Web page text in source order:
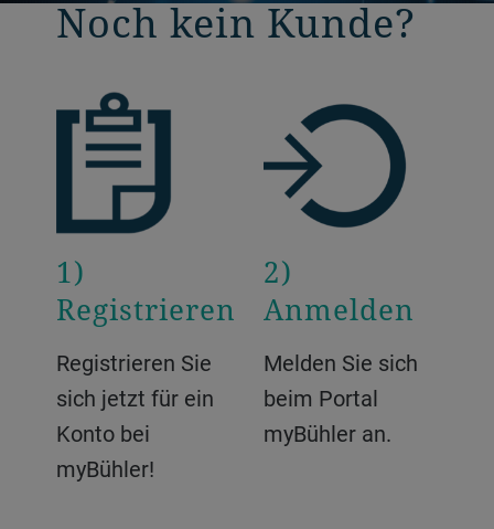
Noch kein Kunde?
1)
Registrieren
Registrieren Sie
sich jetzt für ein
Konto bei
myBühler!
2)
Anmelden
Melden Sie sich
beim Portal
myBühler an.